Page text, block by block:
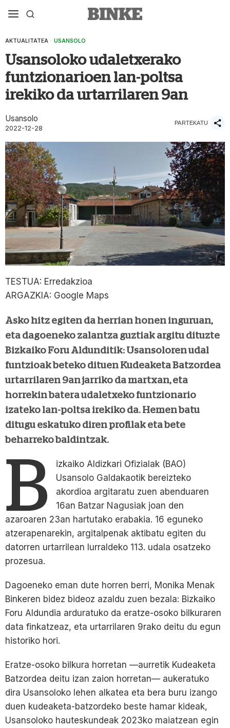
AKTUALITATEA · USANSOLO
Usansoloko udaletxerako
funtzionarioen lan-poltsa
irekiko da urtarrilaren 9an
Usansolo
2022-12-28
PARTEKATU
TESTUA: Erredakzioa
ARGAZKIA: Google Maps
Asko hitz egiten da herrian honen inguruan,
eta dagoeneko zalantza guztiak argitu dituzte
Bizkaiko Foru Aldunditik: Usansoloren udal
funtzioak beteko dituen Kudeaketa Batzordea
urtarrilaren 9an jarriko da martxan, eta
horrekin batera udaletxeko funtzionario
izateko lan-poltsa irekiko da. Hemen batu
ditugu eskatuko diren profilak eta bete
beharreko baldintzak.
B
izkaiko Aldizkari Ofizialak (BAO)
Usansolo Galdakaotik bereizteko
akordioa argitaratu zuen abenduaren
16an Batzar Nagusiak joan den
azaroaren 23an hartutako erabakia. 16 eguneko
atzerapenarekin, argitalpenak aktibatu egiten du
datorren urtarrilean lurraldeko 113. udala osatzeko
prozesua.
Dagoeneko eman dute horren berri, Monika Menak
Binkeren bidez bideoz azaldu zuen bezala: Bizkaiko
Foru Aldundia arduratuko da eratze-osoko bilkuraren
data finkatzeaz, eta urtarrilaren 9rako deitu du egun
historiko hori.
Eratze-osoko bilkura horretan —aurretik Kudeaketa
Batzordea deitu izan zaion horretan— aukeratuko
dira Usansoloko lehen alkatea eta bera buru izango
duen kudeaketa-batzordeko beste hamar kideak,
Usansoloko hauteskundeak 2023ko maiatzean egin